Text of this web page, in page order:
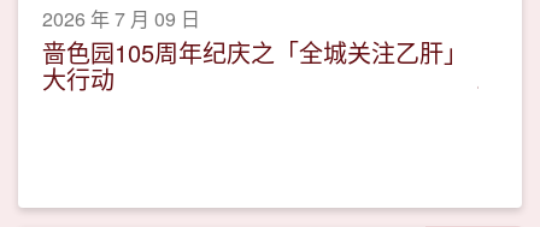
2026 年 7 月 09 日
啬色园105周年纪庆之「全城关注乙肝」
大行动